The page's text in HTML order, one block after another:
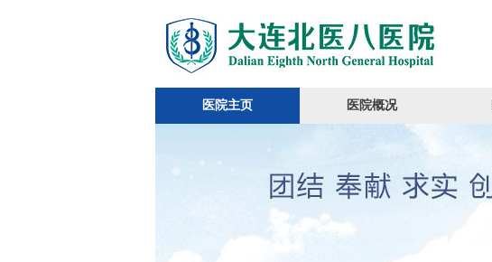
医院主页 医院概况